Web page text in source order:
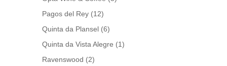
Pagos del Rey (12)
Quinta da Plansel (6)
Quinta da Vista Alegre (1)
Ravenswood (2)